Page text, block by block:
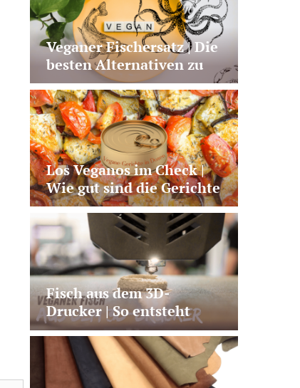
Veganer Fischersatz | Die
besten Alternativen zu
Lachs, Thunfisch und Co.
Los Veganos im Check |
Wie gut sind die Gerichte
aus der Dose?
Fisch aus dem 3D-
Drucker | So entsteht
veganer Lachs aus
Pilzprotein